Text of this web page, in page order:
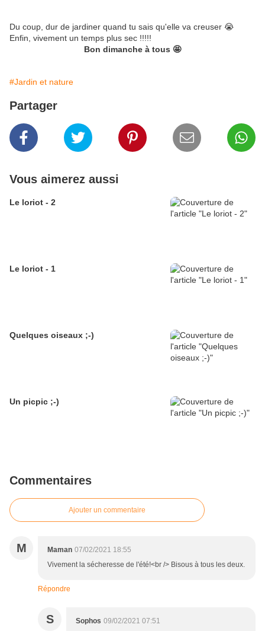
Du coup, dur de jardiner quand tu sais qu'elle va creuser 😭
Enfin, vivement un temps plus sec !!!!!
Bon dimanche à tous 🤩
#Jardin et nature
Partager
Vous aimerez aussi
Le loriot - 2
Le loriot - 1
Quelques oiseaux ;-)
Un picpic ;-)
Commentaires
Ajouter un commentaire
M Maman 07/02/2021 18:55
Vivement la sécheresse de l'été!<br /> Bisous à tous les deux.
Répondre
S Sophos 09/02/2021 07:51